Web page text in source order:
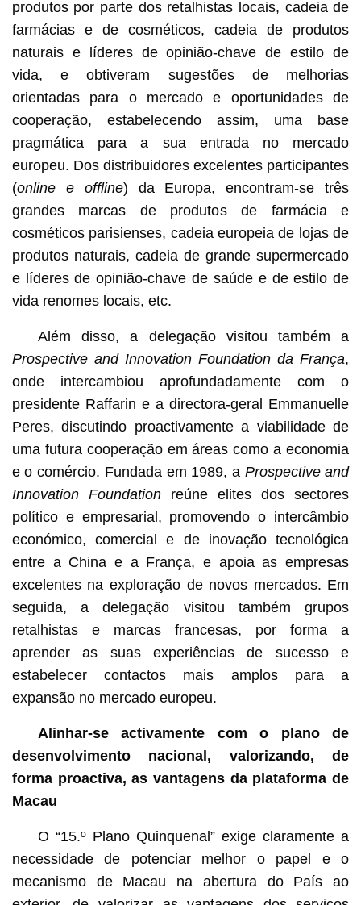
produtos por parte dos retalhistas locais, cadeia de
farmácias e de cosméticos, cadeia de produtos
naturais e líderes de opinião-chave de estilo de
vida, e obtiveram sugestões de melhorias
orientadas para o mercado e oportunidades de
cooperação, estabelecendo assim, uma base
pragmática para a sua entrada no mercado
europeu. Dos distribuidores excelentes participantes
(online e offline) da Europa, encontram-se três
grandes marcas de produtos de farmácia e
cosméticos parisienses, cadeia europeia de lojas de
produtos naturais, cadeia de grande supermercado
e líderes de opinião-chave de saúde e de estilo de
vida renomes locais, etc.
Além disso, a delegação visitou também a
Prospective and Innovation Foundation da França,
onde intercambiou aprofundadamente com o
presidente Raffarin e a directora-geral Emmanuelle
Peres, discutindo proactivamente a viabilidade de
uma futura cooperação em áreas como a economia
e o comércio. Fundada em 1989, aProspective and
Innovation Foundationreúne elites dos sectores
político e empresarial, promovendo o intercâmbio
económico, comercial e de inovação tecnológica
entre a China e a França, e apoia as empresas
excelentes na exploração de novos mercados. Em
seguida, a delegação visitou também grupos
retalhistas e marcas francesas, por forma a
aprender as suas experiências de sucesso e
estabelecer contactos mais amplos para a
expansão no mercado europeu.
Alinhar-se activamente com o plano de
desenvolvimento nacional, valorizando, de
forma proactiva, as vantagens da plataforma de
Macau
O “15.º Plano Quinquenal” exige claramente a
necessidade de potenciar melhor o papel e o
mecanismo de Macau na abertura do País ao